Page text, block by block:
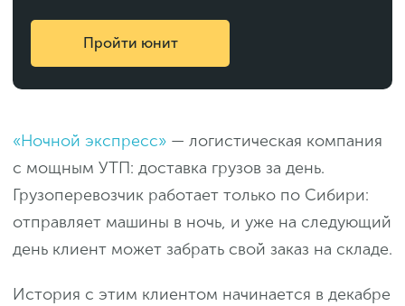
Пройти юнит
«Ночной экспресс» — логистическая компания
с мощным УТП: доставка грузов за день.
Грузоперевозчик работает только по Сибири:
отправляет машины в ночь, и уже на следующий
день клиент может забрать свой заказ на складе.
История с этим клиентом начинается в декабре